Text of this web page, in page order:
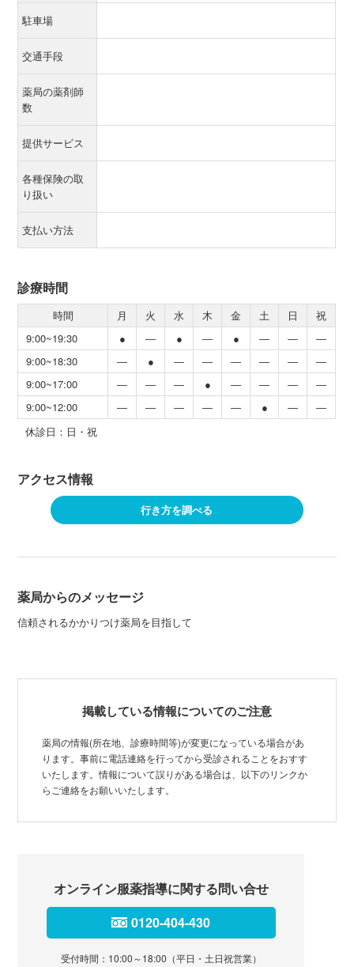
駐車場
交通手段
薬局の薬剤師
数
提供サービス
各種保険の取
り扱い
支払い方法
診療時間
時間 月 火 水 木 金 土 日
祝
9:00~19:30
● ― ● ― ● ― ―
―
9:00~18:30
― ● ― ― ― ― ―
―
9:00~17:00
― ― ― ● ― ― ―
―
9:00~12:00
― ― ― ― ― ● ―
―
休診日：日・祝
アクセス情報
行き方を調べる
薬局からのメッセージ
信頼されるかかりつけ薬局を目指して
掲載している情報についてのご注意
薬局の情報(所在地、診療時間等)が変更になっている場合があ
ります。事前に電話連絡を行ってから受診されることをおすす
いたします。情報について誤りがある場合は、以下のリンクか
らご連絡をお願いいたします。
オンライン服薬指導に関する問い合せ
0120-404-430
受付時間：10:00～18:00（平日・土日祝営業）